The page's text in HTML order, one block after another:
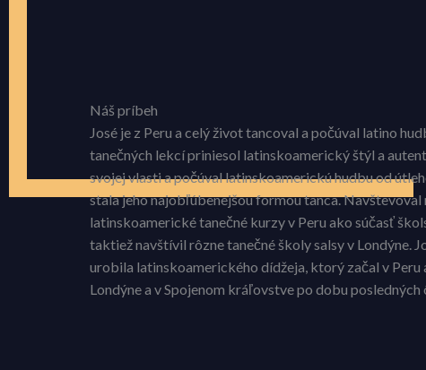
Náš príbeh
José je z Peru a celý život tancoval a počúval latino
tanečných lekcí priniesol latinskoamerický štýl a
svojej vlasti a počúval latinskoamerickú hudbu od
stala jeho najobľúbenejšou formou tanca. Navštevoval
latinskoamerické tanečné kurzy v Peru ako súčasť
taktiež navštívil rôzne tanečné školy salsy v Londýne.
urobila latinskoamerického dídžeja, ktorý začal v Peru
Londýne a v Spojenom kráľovstve po dobu posledných